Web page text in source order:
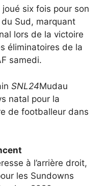
joué six fois pour son
du Sud, marquant
lors de la victoire
éliminatoires de la
samedi.
SNL24Mudau
natal pour la
de footballeur dans
à l’arrière droit,
les Sundowns